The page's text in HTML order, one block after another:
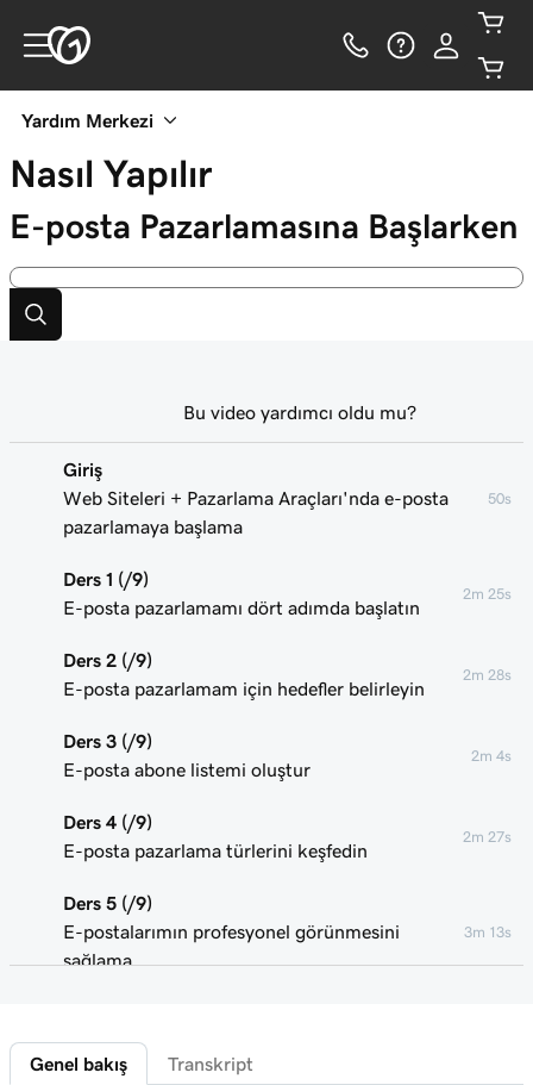
Yardım Merkezi
Nasıl Yapılır
E-posta Pazarlamasına Başlarken
Giriş
Web Siteleri + Pazarlama Araçları'nda e-posta
pazarlamaya başlama
50s
Ders 1 (/9)
E-posta pazarlamamı dört adımda başlatın
2m 25s
Ders 2 (/9)
E-posta pazarlamam için hedefler belirleyin
2m 28s
Ders 3 (/9)
E-posta abone listemi oluştur
2m 4s
Ders 4 (/9)
E-posta pazarlama türlerini keşfedin
2m 27s
Ders 5 (/9)
E-postalarımın profesyonel görünmesini
sağlama
3m 13s
Pazarlama e-postalarımı kişiselleştirin
Bu video yardımcı oldu mu?
Genel bakış Transkript